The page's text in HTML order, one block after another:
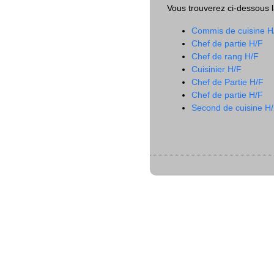
Vous trouverez ci-dessous
Commis de cuisine
Chef de partie H/F
Chef de rang H/F
Cuisinier H/F
Chef de Partie H/F
Chef de partie H/F
Second de cuisine